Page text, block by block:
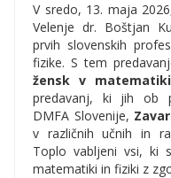
V sredo, 13. maja
Velenje dr. Boštjan
prvih slovenskih
fizike. S tem
žensk v matematiki
predavanj, ki jih ob
DMFA Slovenije,
v različnih učnih in
Toplo vabljeni vsi, ki
matematiki in fiziki z